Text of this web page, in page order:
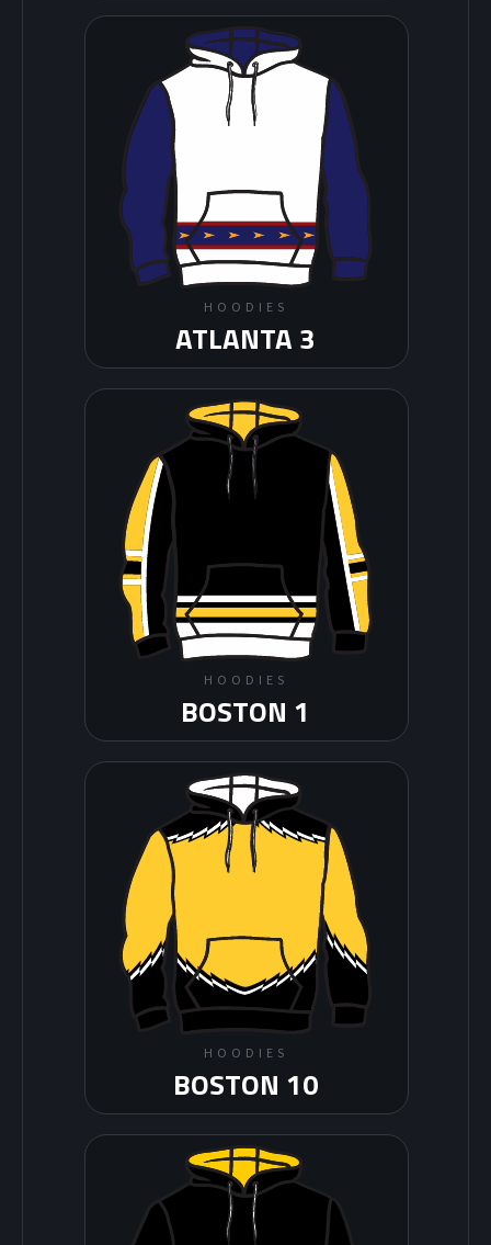
HOCKEY SUR GLACE
HOODIES
ATLANTA 3
HOODIES
BOSTON 1
HOODIES
BOSTON 10